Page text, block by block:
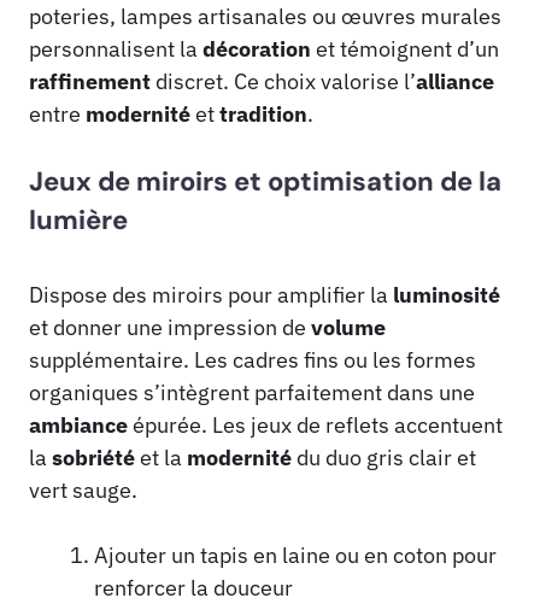
poteries, lampes artisanales ou œuvres murales
personnalisent la décoration et témoignent d’un
raffinement discret. Ce choix valorise l’alliance
entre modernitéettradition.
Jeux de miroirs et optimisation de la
lumière
Dispose des miroirs pour amplifier la luminosité
et donner une impression de volume
supplémentaire. Les cadres fins ou les formes
organiques s’intègrent parfaitement dans une
ambianceépurée. Les jeux de reflets accentuent
la sobriétéet la modernité du duo gris clair et
vert sauge.
Ajouter un tapis en laine ou en coton pour
renforcer la douceur